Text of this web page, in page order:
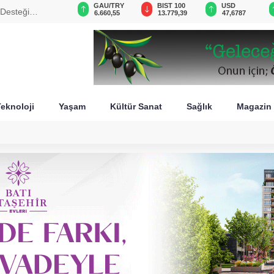
füzeyle0,0018
GAU/TRY
6.660,55
BIST 100
13.779,39
USD
47,6787
Yaşam Kültür Sanat Sağlık Magazin